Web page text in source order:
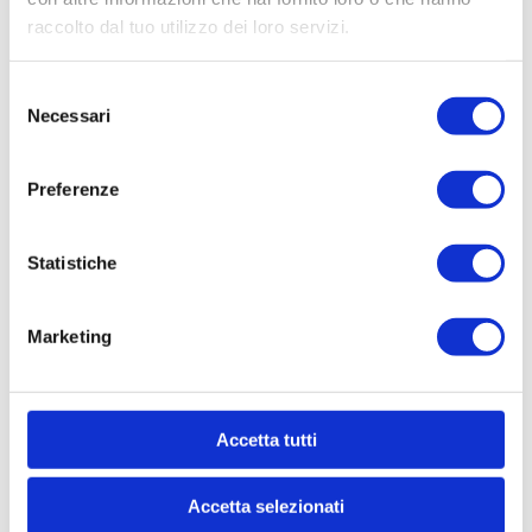
raccolto dal tuo utilizzo dei loro servizi.
delNecessari
Preferenze
Statistiche
Marketing
Accetta tutti
Accetta selezionati
I declare that I am of legal age and that I
Privacy Policy